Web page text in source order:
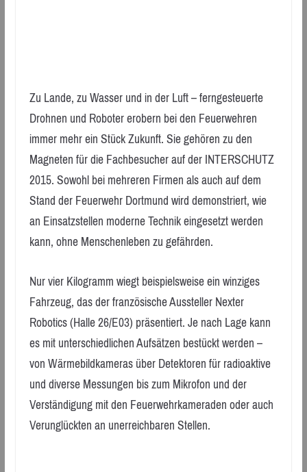
Zu Lande, zu Wasser und in der Luft – ferngesteuerte
Drohnen und Roboter erobern bei den Feuerwehren
immer mehr ein Stück Zukunft. Sie gehören zu den
Magneten für die Fachbesucher auf der INTERSCHUTZ
2015. Sowohl bei mehreren Firmen als auch auf dem
Stand der Feuerwehr Dortmund wird demonstriert, wie
an Einsatzstellen moderne Technik eingesetzt werden
kann, ohne Menschenleben zu gefährden.
Nur vier Kilogramm wiegt beispielsweise ein winziges
Fahrzeug, das der französische Aussteller Nexter
Robotics (Halle 26/E03) präsentiert. Je nach Lage kann
es mit unterschiedlichen Aufsätzen bestückt werden –
von Wärmebildkameras über Detektoren für radioaktive
und diverse Messungen bis zum Mikrofon und der
Verständigung mit den Feuerwehrkameraden oder auch
Verunglückten an unerreichbaren Stellen.